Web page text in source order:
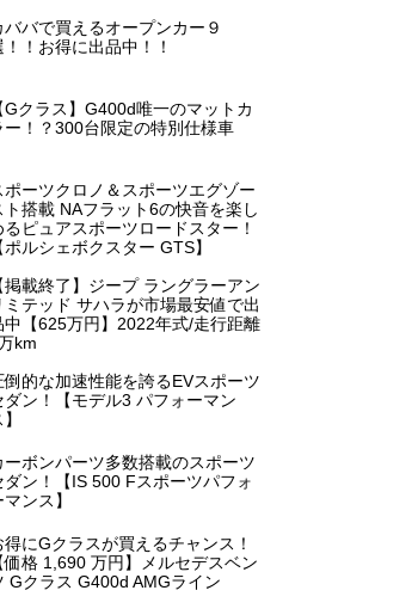
ババで買えるオープンカー９
！！お得に出品中！！
Gクラス】G400d唯一のマットカ
ー！？300台限定の特別仕様車
ポーツクロノ＆スポーツエグゾー
ト搭載 NAフラット6の快音を楽し
るピュアスポーツロードスター！
ポルシェボクスター GTS】
掲載終了】ジープ ラングラーアン
ミテッド サハラが市場最安値で出
中【625万円】2022年式/走行距離
km
倒的な加速性能を誇るEVスポーツ
ダン！【モデル3 パフォーマン
ーボンパーツ多数搭載のスポーツ
ダン！【IS 500 Fスポーツパフォ
マンス】
得にGクラスが買えるチャンス！
価格 1,690 万円】メルセデスベン
Gクラス G400d AMGライン